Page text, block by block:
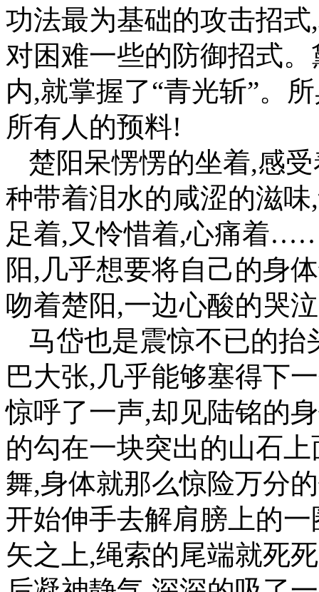
功法最为基础的攻击招
对困难一些的防御招式
内,就掌握了“青光斩”。
所有人的预料!
楚阳呆愣愣的坐着,感
种带着泪水的咸涩的滋
足着,又怜惜着,心痛着
阳,几乎想要将自己的身
吻着楚阳,一边心酸的哭
马岱也是震惊不已的抬
巴大张,几乎能够塞得下
惊呼了一声,却见陆铭的
的勾在一块突出的山石
舞,身体就那么惊险万分
开始伸手去解肩膀上的
矢之上,绳索的尾端就死